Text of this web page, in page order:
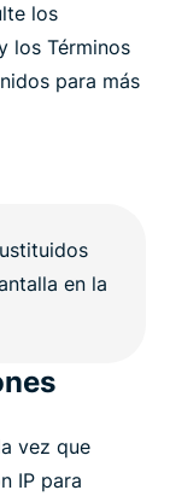
los
los Términos
para más
vez que
IP para